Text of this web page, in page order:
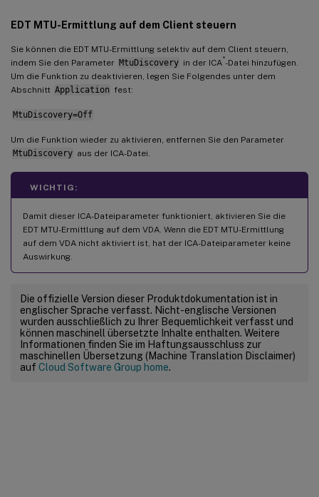
EDT MTU-Ermittlung auf dem Client steuern
Sie können die EDT MTU-Ermittlung selektiv auf dem Client steuern,
indem Sie den Parameter MtuDiscovery in der ICA ®-Datei hinzufügen.
Um die Funktion zu deaktivieren, legen Sie Folgendes unter dem
Abschnitt Application fest:
MtuDiscovery=Off
Um die Funktion wieder zu aktivieren, entfernen Sie den Parameter
MtuDiscovery aus der ICA-Datei.
WICHTIG:
Damit dieser ICA-Dateiparameter funktioniert, aktivieren Sie die
EDT MTU-Ermittlung auf dem VDA. Wenn die EDT MTU-Ermittlung
auf dem VDA nicht aktiviert ist, hat der ICA-Dateiparameter keine
Auswirkung.
Die offizielle Version dieser Produktdokumentation ist in
englischer Sprache verfasst. Nicht-englische Versionen
wurden ausschließlich zu Ihrer Bequemlichkeit verfasst und
können maschinell übersetzte Inhalte enthalten. Weitere
Informationen finden Sie im Haftungsausschluss zur
maschinellen Übersetzung (Machine Translation Disclaimer)
auf Cloud Software Group home.